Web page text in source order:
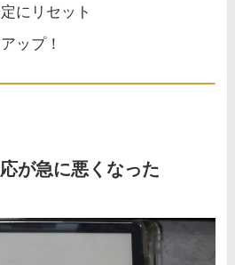
にリセット
ップ！
が急に悪くなった